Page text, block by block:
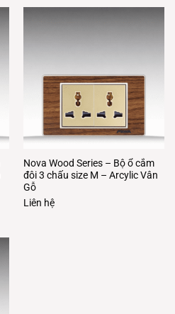
Nova Wood Series – Bộ ổ cắm
đôi 3 chấu size M – Arcylic Vân
Gỗ
Liên hệ